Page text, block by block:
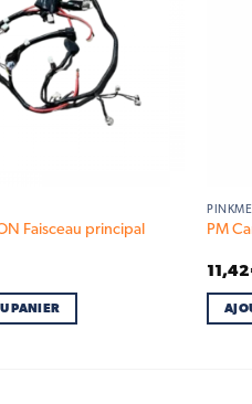
Faisceau principal
PANIER
PM
11,42